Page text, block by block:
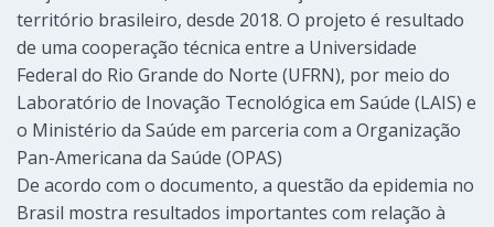
território brasileiro, desde 2018. O projeto é resultado
de uma cooperação técnica entre a Universidade
Federal do Rio Grande do Norte (UFRN), por meio do
Laboratório de Inovação Tecnológica em Saúde (LAIS) e
o Ministério da Saúde em parceria com a Organização
Pan-Americana da Saúde (OPAS)
De acordo com o documento, a questão da epidemia no
Brasil mostra resultados importantes com relação à